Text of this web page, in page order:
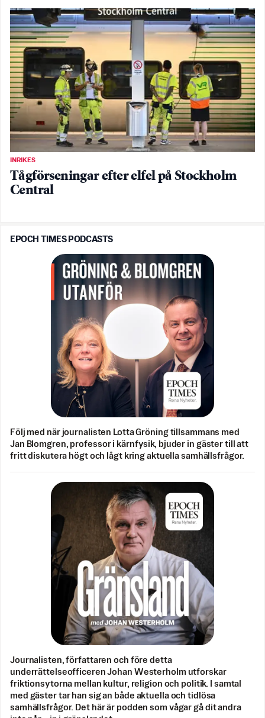
INRIKES
Tågförseningar efter elfel på Stockholm
Central
EPOCH TIMES PODCASTS
Följ med när journalisten Lotta Gröning tillsammans med
Jan Blomgren, professor i kärnfysik, bjuder in gäster till att
fritt diskutera högt och lågt kring aktuella samhällsfrågor.
Journalisten, författaren och före detta
underrättelseofficeren Johan Westerholm utforskar
friktionsytorna mellan kultur, religion och politik. I samtal
med gäster tar han sig an både aktuella och tidlösa
samhällsfrågor. Det här är podden som vågar gå dit andra